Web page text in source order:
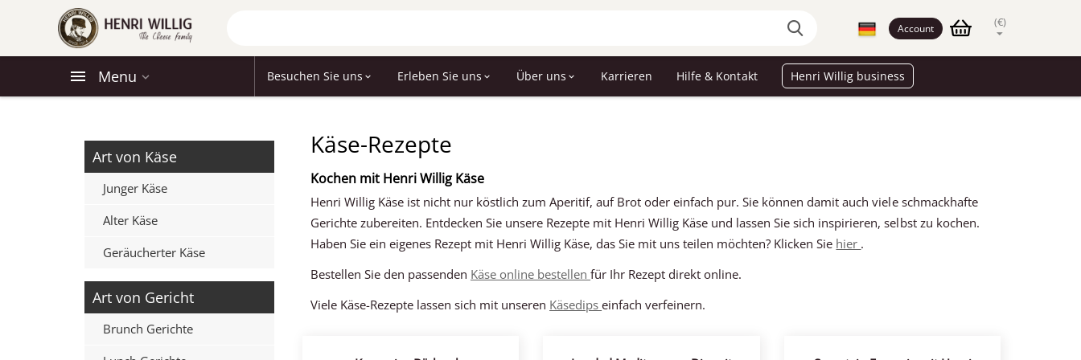
Account (€)
Menu Besuchen Sie uns Erleben Sie uns Über uns Karrieren Hilfe & Kontakt Henri Willig business
Art von Käse
Junger Käse
Alter Käse
Geräucherter Käse
Art von Gericht
Brunch Gerichte
Käse-Rezepte
Kochen mit Henri Willig Käse
Henri Willig Käse ist nicht nur köstlich zum Aperitif, auf Brot oder einfach pur. Sie können damit auch viele schmackhafte
Gerichte zubereiten. Entdecken Sie unsere Rezepte mit Henri Willig Käse und lassen Sie sich inspirieren, selbst zu kochen.
Haben Sie ein eigenes Rezept mit Henri Willig Käse, das Sie mit uns teilen möchten? Klicken Sie hier .
Bestellen Sie den passenden Käse online bestellenfür Ihr Rezept direkt online.
Viele Käse-Rezepte lassen sich mit unseren Käsedipseinfach verfeinern.